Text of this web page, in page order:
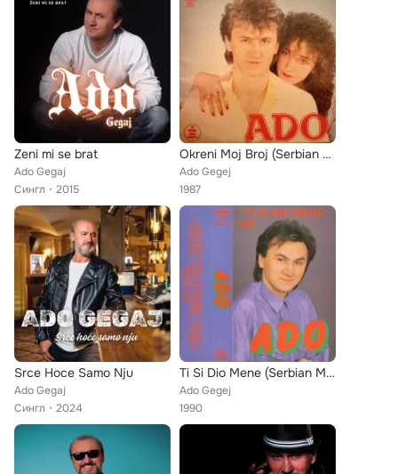
Zeni mi se brat
Ado Gegaj
Сингл
2015
Okreni Moj Broj (Serbian Music)
Ado Gegej
1987
Srce Hoce Samo Nju
Ado Gegaj
Сингл
2024
Ti Si Dio Mene (Serbian Music)
Ado Gegej
1990